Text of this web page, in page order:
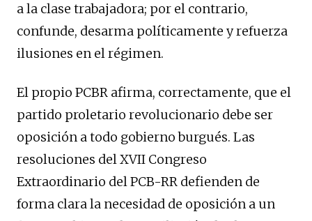
a la clase trabajadora; por el contrario,
confunde, desarma políticamente y refuerza
ilusiones en el régimen.
El propio PCBR afirma, correctamente, que el
partido proletario revolucionario debe ser
oposición a todo gobierno burgués. Las
resoluciones del XVII Congreso
Extraordinario del PCB-RR defienden de
forma clara la necesidad de oposición a un